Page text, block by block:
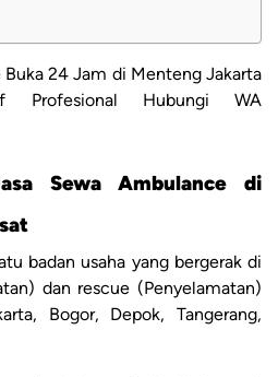
Sewa Ambulance di
badan usaha yang bergerak di
dan rescue (Penyelamatan)
Bogor, Depok, Tangerang,